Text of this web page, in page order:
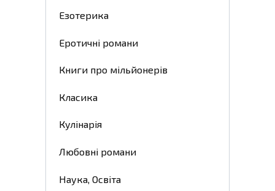
Езотерика
Еротичні романи
Книги про мільйонерів
Класика
Кулінарія
Любовні романи
Наука, Освіта